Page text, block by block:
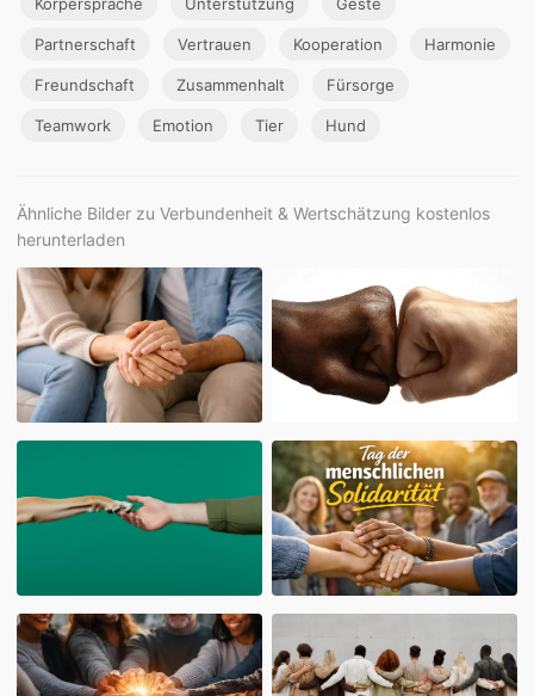
Partnerschaft Vertrauen Kooperation Harmonie
Freundschaft Zusammenhalt Fürsorge
Teamwork Emotion Tier Hund
Ähnliche Bilder zu Verbundenheit & Wertschätzung kostenlos
herunterladen